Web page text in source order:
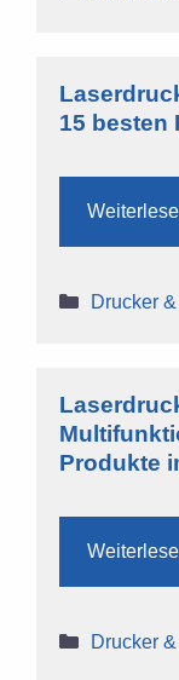
15 besten
Drucker
Produkte
Drucker